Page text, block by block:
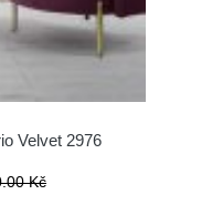
Velvet 2976
Kč